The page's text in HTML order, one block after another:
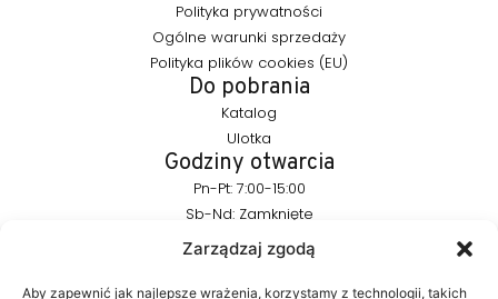
Zarządzaj zgodą
Aby zapewnić jak najlepsze wrażenia, korzystamy z technologii, takich
Polityka prywatności
Ogólne warunki sprzedaży
Polityka plików cookies (EU)
Do pobrania
Katalog
Ulotka
Godziny otwarcia
Pn-Pt: 7:00-15:00
Sb-Nd: Zamknięte
Pozostańmy w kontakcie
info@furnika.pl
+48 (77) 544 91 28